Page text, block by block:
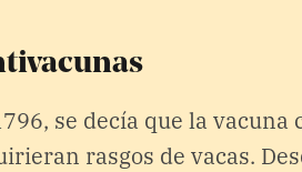
se decía que la
rasgos de vacas.